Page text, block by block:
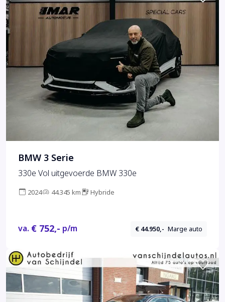
BMW 3 Serie
330e Vol uitgevoerde BMW 330e
2024 44.345 km Hybride
va. € 752,- p/m € 44.950,- Marge auto